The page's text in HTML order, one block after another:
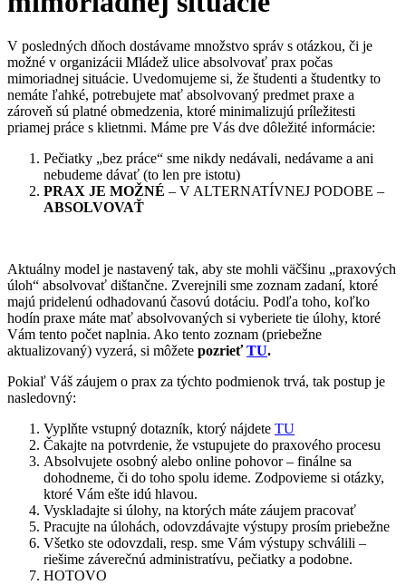
V posledných dňoch dostávame množstvo správ s otázkou, či je
možné v organizácii Mládež ulice absolvovať prax počas
mimoriadnej situácie. Uvedomujeme si, že študenti a študentky to
nemáte ľahké, potrebujete mať absolvovaný predmet praxe a
zároveň sú platné obmedzenia, ktoré minimalizujú príležitesti
priamej práce s klietnmi. Máme pre Vás dve dôležité informácie:
Pečiatky „bez práce“ sme nikdy nedávali, nedávame a ani
nebudeme dávať (to len pre istotu)
PRAX JE MOŽNÉ – V ALTERNATÍVNEJ PODOBE –
ABSOLVOVAŤ
Aktuálny model je nastavený tak, aby ste mohli väčšinu „praxových
úloh“ absolvovať dištančne. Zverejnili sme zoznam zadaní, ktoré
majú pridelenú odhadovanú časovú dotáciu. Podľa toho, koľko
hodín praxe máte mať absolvovaných si vyberiete tie úlohy, ktoré
Vám tento počet naplnia. Ako tento zoznam (priebežne
aktualizovaný) vyzerá, si môžete pozrieťTU.
Pokiaľ Váš záujem o prax za týchto podmienok trvá, tak postup je
nasledovný:
Vyplňte vstupný dotazník, ktorý nájdete TU
Čakajte na potvrdenie, že vstupujete do praxového procesu
Absolvujete osobný alebo online pohovor – finálne sa
dohodneme, či do toho spolu ideme. Zodpovieme si otázky,
ktoré Vám ešte idú hlavou.
Vyskladajte si úlohy, na ktorých máte záujem pracovať
Pracujte na úlohách, odovzdávajte výstupy prosím priebežne
Všetko ste odovzdali, resp. sme Vám výstupy schválili –
riešime záverečnú administratívu, pečiatky a podobne.
HOTOVO